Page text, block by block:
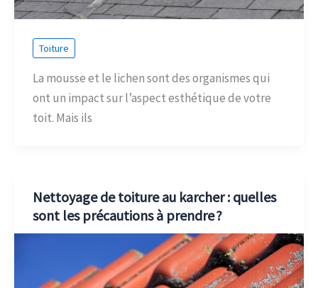
Toiture
La mousse et le lichen sont des organismes qui
ont un impact sur l’aspect esthétique de votre
toit. Mais ils
Nettoyage de toiture au karcher : quelles
sont les précautions à prendre ?